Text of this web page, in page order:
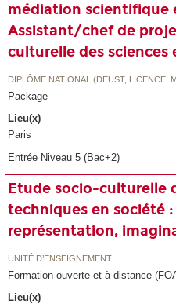
médiation scientifique
Assistant/chef de
culturelle des sciences
DIPLÔME NATIONAL (DEUST, LICENCE,
Package
Lieu(x)
Paris
Entrée Niveau 5 (Bac+2)
Etude socio-culturelle
techniques en société
représentation,
UNITÉ D’ENSEIGNEMENT
Formation ouverte et à distance
Lieu(x)